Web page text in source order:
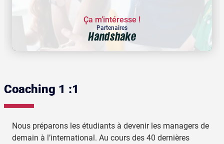
Ҫa m’intéresse !
Partenaires
Coaching 1 :1
Nous préparons les étudiants à devenir les managers de
demain à l’international. Au cours des 40 dernières